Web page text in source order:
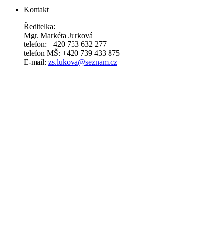
Kontakt
Ředitelka:
Mgr. Markéta Jurková
telefon: +420 733 632 277
telefon MŠ: +420 739 433 875
E-mail: zs.lukova@seznam.cz